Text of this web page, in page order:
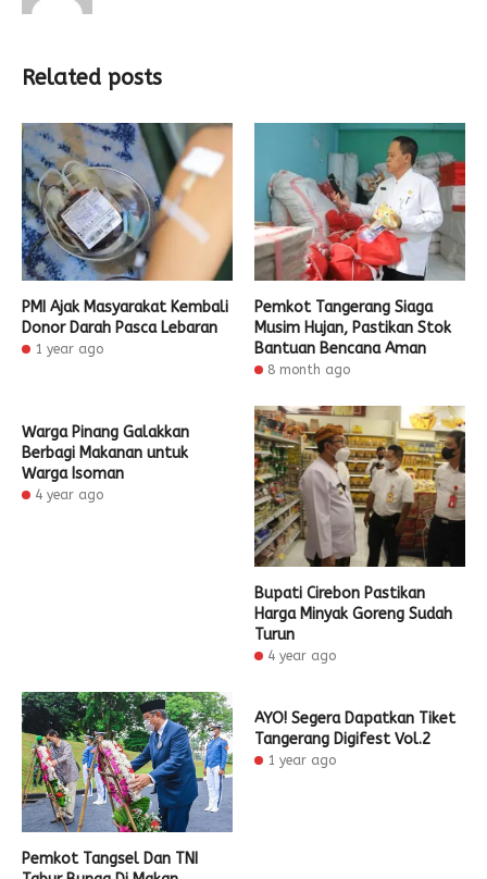
Related posts
PMI Ajak Masyarakat Kembali
Donor Darah Pasca Lebaran
1 year ago
Pemkot Tangerang Siaga
Musim Hujan, Pastikan Stok
Bantuan Bencana Aman
8 month ago
Warga Pinang Galakkan
Berbagi Makanan untuk
Warga Isoman
4 year ago
Bupati Cirebon Pastikan
Harga Minyak Goreng Sudah
Turun
4 year ago
Pemkot Tangsel Dan TNI
AYO! Segera Dapatkan Tiket
Tangerang Digifest Vol.2
1 year ago